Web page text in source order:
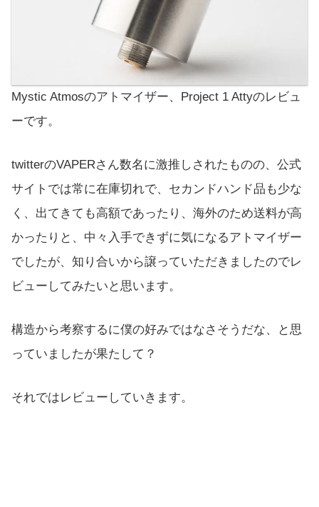
Mystic Atmosのアトマイザー、Project 1 Attyのレビュ
ーです。
twitterのVAPERさん数名に激推しされたものの、公式
サイトでは常に在庫切れで、セカンドハンド品も少な
く、出てきても高額であったり、海外のため送料が高
かったりと、中々入手できずに気になるアトマイザー
でしたが、知り合いから譲っていただきましたのでレ
ビューしてみたいと思います。
構造から考察するに僕の好みではなさそうだな、と思
っていましたが果たして？
それではレビューしていきます。